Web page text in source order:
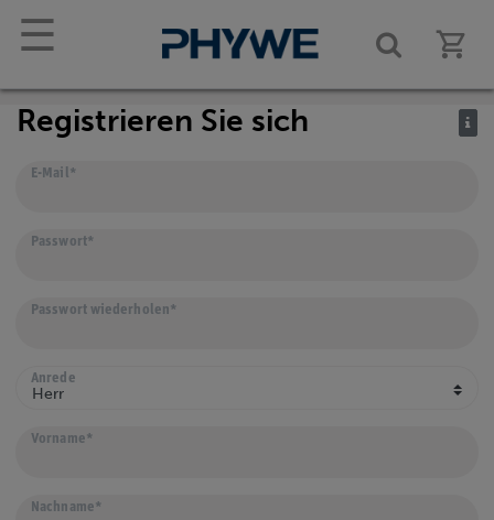
☰
Registrieren Sie sich
E-Mail*
Passwort*
Passwort wiederholen*
Anrede
Vorname*
Nachname*